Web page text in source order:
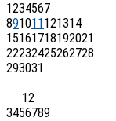
1234567
891011121314
15161718192021
22232425262728
293031
12
3456789